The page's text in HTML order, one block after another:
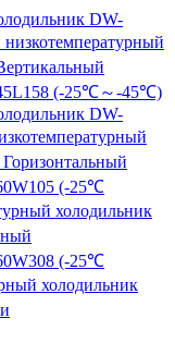
DW-
45L158 (-25℃～-45℃)
DW-
Горизонтальный
(-25℃
холодильник
(-25℃
холодильник